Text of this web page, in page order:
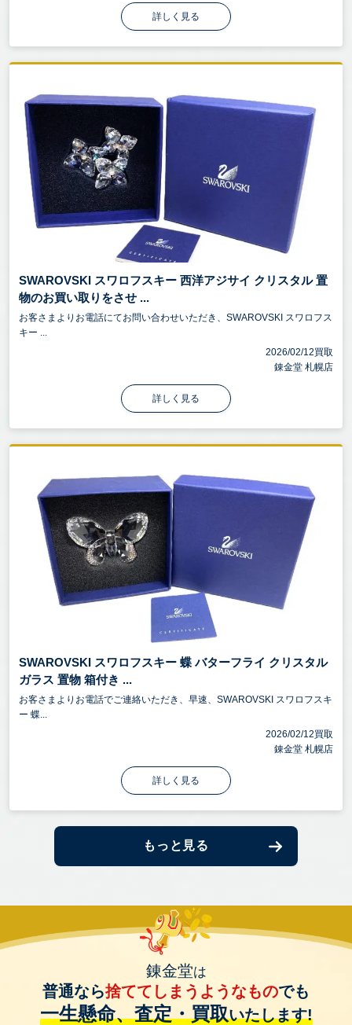
詳しく見る
SWAROVSKI スワロフスキー 西洋アジサイ クリスタル 置
物のお買い取りをさせ ...
お客さまよりお電話にてお問い合わせいただき、SWAROVSKI スワロフス
キー ...
2026/02/12買取
錬金堂 札幌店
詳しく見る
SWAROVSKI スワロフスキー 蝶 バターフライ クリスタル
ガラス 置物 箱付き ...
お客さまよりお電話でご連絡いただき、早速、SWAROVSKI スワロフスキ
ー 蝶...
2026/02/12買取
錬金堂 札幌店
詳しく見る
もっと見る
錬金堂は
普通なら捨ててしまうようなものでも
一生懸命、査定・買取いたします!